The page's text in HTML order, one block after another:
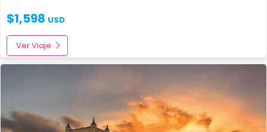
$1,598 USD
Ver Viaje